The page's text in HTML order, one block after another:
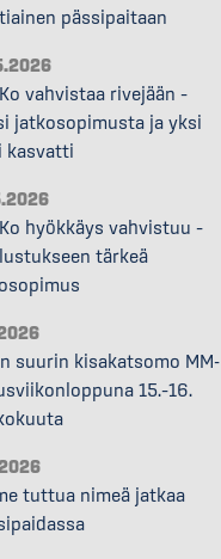
pässipaitaan
vahvistaa rivejään –
jatkosopimusta ja yksi
kasvatti
hyökkäys vahvistuu –
tärkeä
suurin kisakatsomo MM-
15.–16.
tuttua nimeä jatkaa